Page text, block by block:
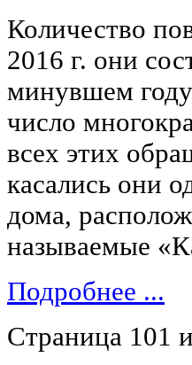
Количество
2016 г. они
минувшем
число
всех этих
касались они
дома,
называемые
Подробнее ...
Страница 101